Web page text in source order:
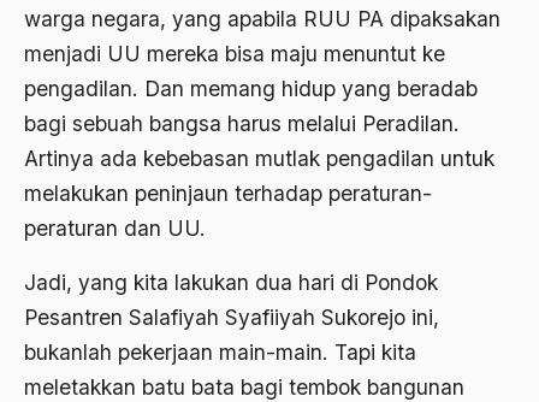
warga negara, yang apabila RUU PA dipaksakan
menjadi UU mereka bisa maju menuntut ke
pengadilan. Dan memang hidup yang beradab
bagi sebuah bangsa harus melalui Peradilan.
Artinya ada kebebasan mutlak pengadilan untuk
melakukan peninjaun terhadap peraturan-
peraturan dan UU.
Jadi, yang kita lakukan dua hari di Pondok
Pesantren Salafiyah Syafiiyah Sukorejo ini,
bukanlah pekerjaan main-main. Tapi kita
meletakkan batu bata bagi tembok bangunan
Birokrat Islam
Birokratis
birokratisasi
Bis Kota
bis PPD
bisri syansuri
BJ. Habibie
BLBI
Blitzkrieg